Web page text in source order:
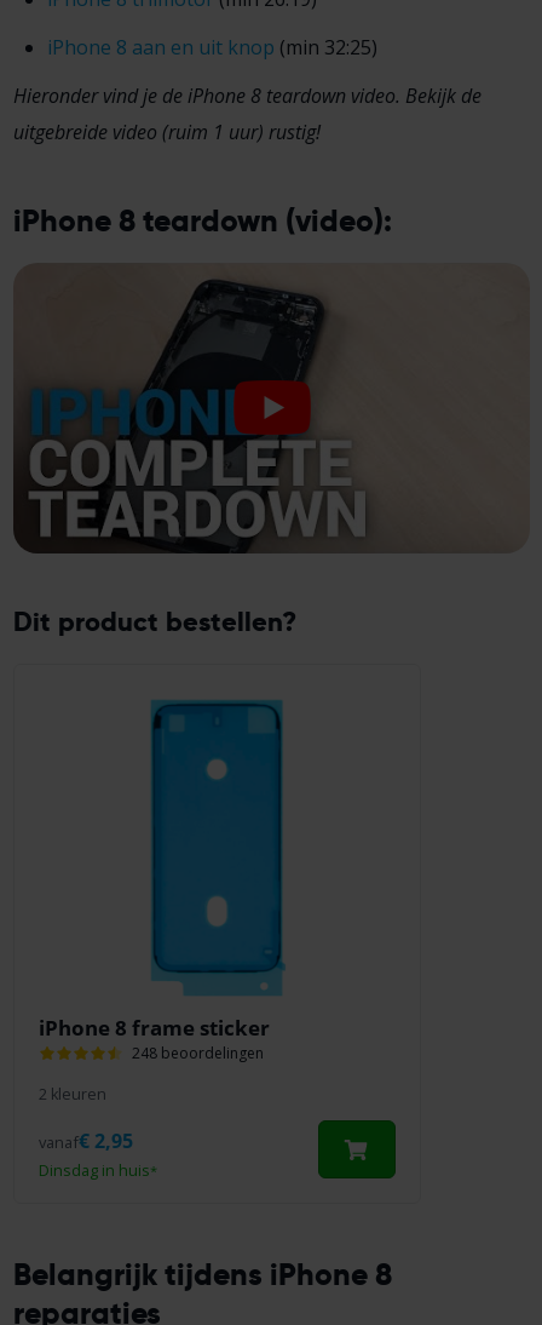
iPhone 8 aan en uit knop (min 32:25)
Hieronder vind je de iPhone 8 teardown video. Bekijk de
uitgebreide video (ruim 1 uur) rustig!
iPhone 8 teardown (video):
Dit product bestellen?
iPhone 8 frame sticker
248 beoordelingen
2 kleuren
Dinsdag in huis*
vanaf€2,95
Belangrijk tijdens iPhone 8
reparaties